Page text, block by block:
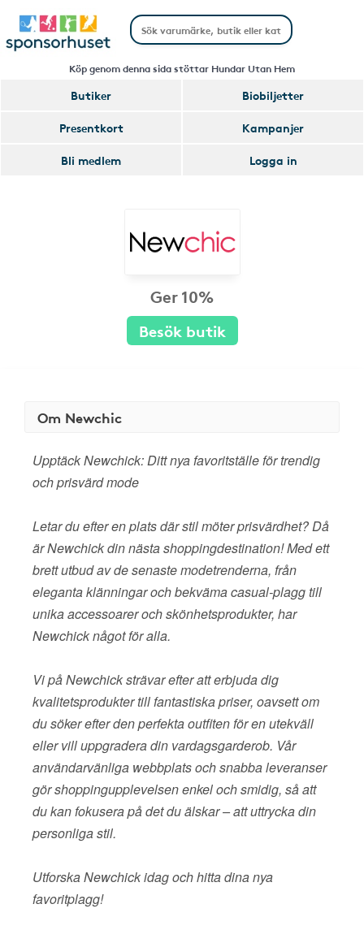
Köp genom denna sida stöttar Hundar Utan Hem
Butiker
Biobiljetter
Presentkort
Kampanjer
Bli medlem
Logga in
Ger 10%
Besök butik
Om Newchic
Upptäck Newchick: Ditt nya favoritställe för trendig
och prisvärd mode
Letar du efter en plats där stil möter prisvärdhet? Då
är Newchick din nästa shoppingdestination! Med ett
brett utbud av de senaste modetrenderna, från
eleganta klänningar och bekväma casual-plagg till
unika accessoarer och skönhetsprodukter, har
Newchick något för alla.
Vi på Newchick strävar efter att erbjuda dig
kvalitetsprodukter till fantastiska priser, oavsett om
du söker efter den perfekta outfiten för en utekväll
eller vill uppgradera din vardagsgarderob. Vår
användarvänliga webbplats och snabba leveranser
gör shoppingupplevelsen enkel och smidig, så att
du kan fokusera på det du älskar – att uttrycka din
personliga stil.
Utforska Newchick idag och hitta dina nya
favoritplagg!